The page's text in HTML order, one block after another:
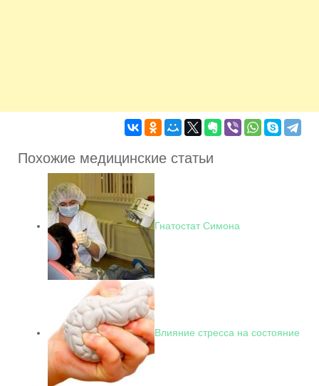
Похожие медицинские статьи
Гнатостат Симона
Влияние стресса на состояние